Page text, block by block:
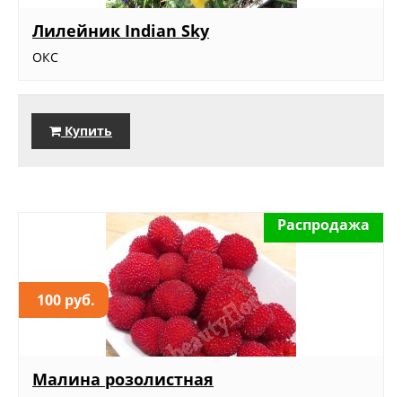
Лилейник Indian Sky
ОКС
Купить
100 руб.
Распродажа
Малина розолистная